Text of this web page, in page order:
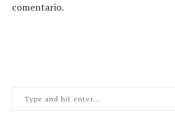
comentario.